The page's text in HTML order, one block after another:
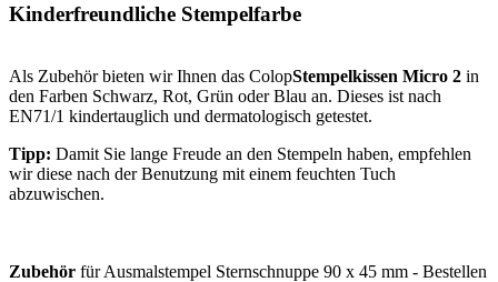
Kinderfreundliche Stempelfarbe
Als Zubehör bieten wir Ihnen das ColopStempelkissen Micro 2 in
den Farben Schwarz, Rot, Grün oder Blau an. Dieses ist nach
EN71/1 kindertauglich und dermatologisch getestet.
Tipp: Damit Sie lange Freude an den Stempeln haben, empfehlen
wir diese nach der Benutzung mit einem feuchten Tuch
abzuwischen.
Zubehör für Ausmalstempel Sternschnuppe 90 x 45 mm - Bestellen